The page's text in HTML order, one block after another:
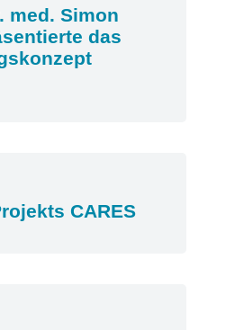
med. Simon
das
CARES